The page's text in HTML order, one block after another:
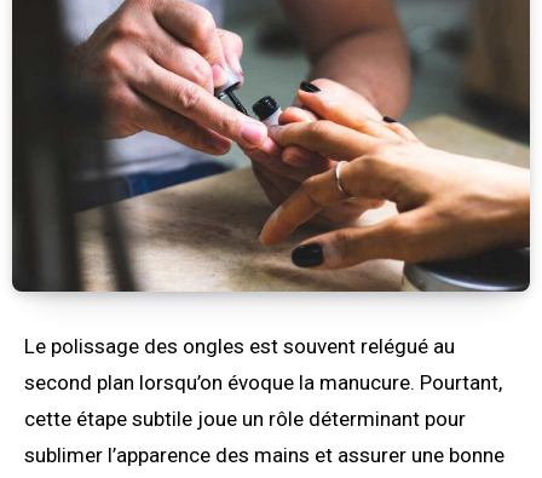
Le polissage des ongles est souvent relégué au
second plan lorsqu’on évoque la manucure. Pourtant,
cette étape subtile joue un rôle déterminant pour
sublimer l’apparence des mains et assurer une bonne